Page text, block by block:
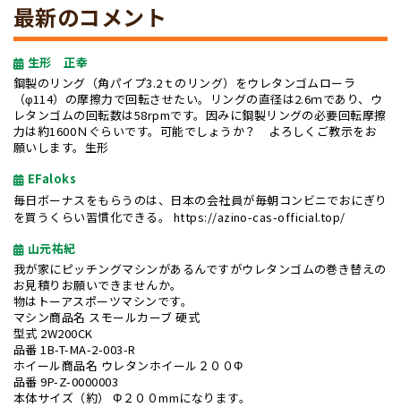
最新のコメント
生形 正幸
鋼製のリング（角パイプ3.2ｔのリング）をウレタンゴムローラ
（φ114）の摩擦力で回転させたい。リングの直径は2.6ｍであり、ウ
レタンゴムの回転数は58rpmです。因みに鋼製リングの必要回転摩擦
力は約1600Ｎぐらいです。可能でしょうか？ よろしくご教示をお
願いします。生形
EFaloks
毎日ボーナスをもらうのは、日本の会社員が毎朝コンビニでおにぎり
を買うくらい習慣化できる。 https://azino-cas-official.top/
山元祐紀
我が家にピッチングマシンがあるんですがウレタンゴムの巻き替えの
お見積りお願いできませんか。
物はトーアスポーツマシンです。
マシン商品名 スモールカーブ 硬式
型式 2W200CK
品番 1B-T-MA-2-003-R
ホイール商品名 ウレタンホイール２００Φ
品番 9P-Z-0000003
本体サイズ（約） Φ２００mmになります。